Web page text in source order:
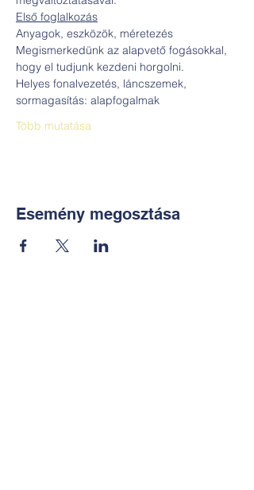
Első foglalkozás
Anyagok, eszközök, méretezés
Megismerkedünk az alapvető fogásokkal,
hogy el tudjunk kezdeni horgolni.
Helyes fonalvezetés, láncszemek,
sormagasítás: alapfogalmak
Több mutatása
Esemény megosztása